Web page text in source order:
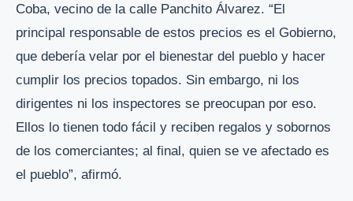
Coba, vecino de la calle Panchito Álvarez. “El
principal responsable de estos precios es el Gobierno,
que debería velar por el bienestar del pueblo y hacer
cumplir los precios topados. Sin embargo, ni los
dirigentes ni los inspectores se preocupan por eso.
Ellos lo tienen todo fácil y reciben regalos y sobornos
de los comerciantes; al final, quien se ve afectado es
el pueblo”, afirmó.